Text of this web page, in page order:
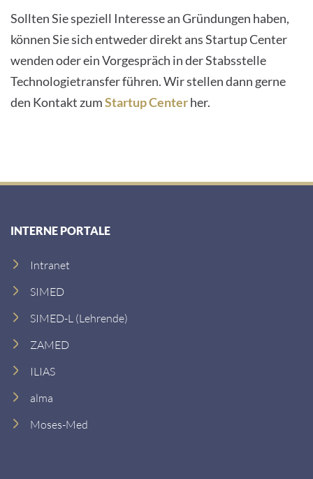
Sollten Sie speziell Interesse an Gründungen haben,
können Sie sich entweder direkt ans Startup Center
wenden oder ein Vorgespräch in der Stabsstelle
Technologietransfer führen. Wir stellen dann gerne
den Kontakt zumStartup Centerher.
INTERNE PORTALE
Intranet
SIMED
SIMED-L (Lehrende)
ZAMED
ILIAS
alma
Moses-Med